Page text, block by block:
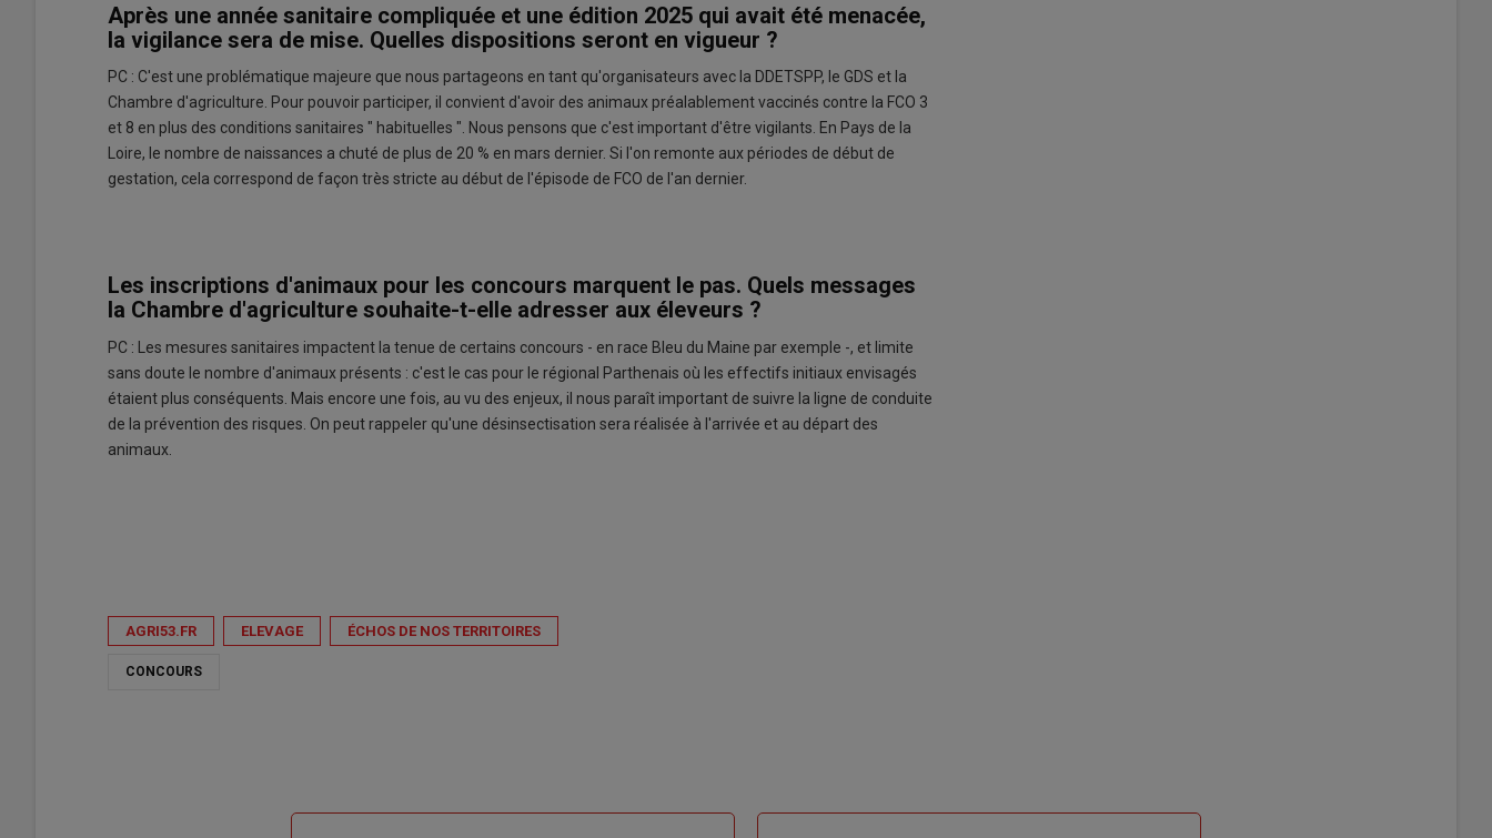
Après une année sanitaire compliquée et une édition 2025 qui avait été menacée,
la vigilance sera de mise. Quelles dispositions seront en vigueur ?
PC : C'est une problématique majeure que nous partageons en tant qu'organisateurs avec la DDETSPP, le GDS et la
Chambre d'agriculture. Pour pouvoir participer, il convient d'avoir des animaux préalablement vaccinés contre la FCO 3
et 8 en plus des conditions sanitaires " habituelles ". Nous pensons que c'est important d'être vigilants. En Pays de la
Loire, le nombre de naissances a chuté de plus de 20 % en mars dernier. Si l'on remonte aux périodes de début de
gestation, cela correspond de façon très stricte au début de l'épisode de FCO de l'an dernier.
Les inscriptions d'animaux pour les concours marquent le pas. Quels messages
la Chambre d'agriculture souhaite-t-elle adresser aux éleveurs ?
PC : Les mesures sanitaires impactent la tenue de certains concours - en race Bleu du Maine par exemple -, et limite
sans doute le nombre d'animaux présents : c'est le cas pour le régional Parthenais où les effectifs initiaux envisagés
étaient plus conséquents. Mais encore une fois, au vu des enjeux, il nous paraît important de suivre la ligne de conduite
de la prévention des risques. On peut rappeler qu'une désinsectisation sera réalisée à l'arrivée et au départ des
animaux.
AGRI53.FR ELEVAGE ÉCHOS DE NOS TERRITOIRES
CONCOURS